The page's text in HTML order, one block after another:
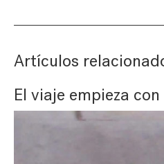
Artículos
El viaje empieza